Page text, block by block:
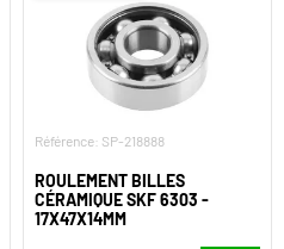
Référence: SP-218888
ROULEMENT BILLES
CÉRAMIQUE SKF 6303 -
17X47X14MM